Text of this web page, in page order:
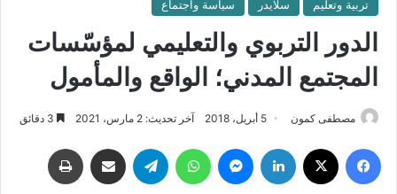
تربية وتعليم سلايدر سياسة واجتماع
الدور التربوي والتعليمي لمؤسّسات
المجتمع المدني؛ الواقع والمأمول
مصطفى كمون 5 أبريل، 2018 آخر تحديث: 2 مارس، 2021